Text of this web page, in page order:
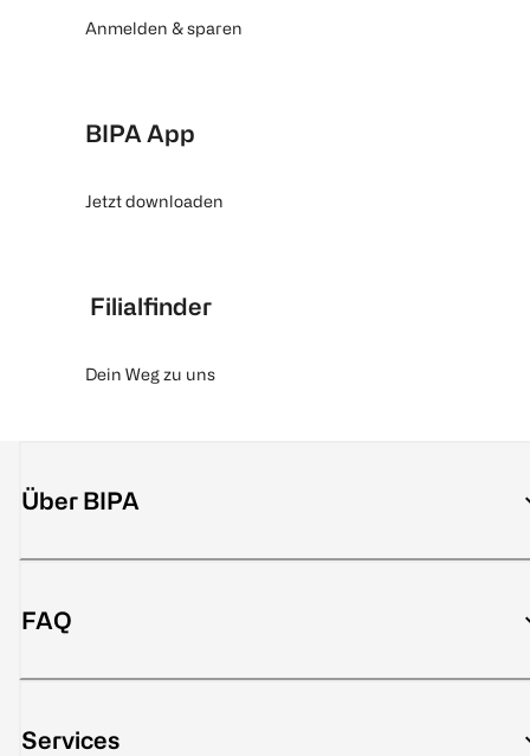
Anmelden & sparen
BIPA App
Jetzt downloaden
Filialfinder
Dein Weg zu uns
Über BIPA
FAQ
Services